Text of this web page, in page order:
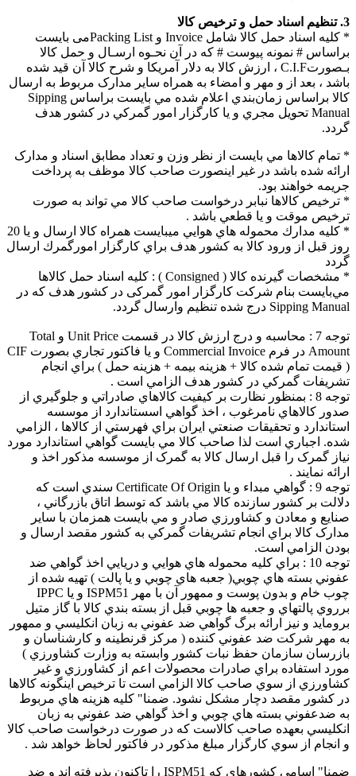
3. تنظيم اسناد حمل و ترخيص كالا
* كليه اسناد حمل کالا شامل Invoice و Packing Listمی بايست
براساس # نمونه پيوست # که در آن نحـوه ارسـال و حمل كالا
بـصورتC.I.F ، ارزش كالا به دلار آمريکا و شرح کالا آن قيد شده
باشد ، بعد از و مهر و امضاء به همراه ساير مدارک مربوط به ارسال
کالا براساس زمان‌بندي اعلام شده مي بايست براساس Sipping
Manual تحويل مجري و يا کارگزار امور گمرکي در کشور هدف
گردد.
* تمام کالاها مي بايست از نظر وزن و تعداد مطابق اسناد و مدارک
ارائه شده باشد در غير اينصورت صاحب کالا موظف به پرداخت
جريمه خواهند بود.
* ترخيص كالاها نبابر درخواست صاحب کالا مي تواند به صورت
ترخيص موقت و يا قطعي ‌باشد .
* کليه مدارك محموله هاي هوايي ميبايست همراه کالا ارسال و يا 20
روز قبل از ورود کالا به كشور هدف براي كارگزار امورگمرك ارسال
گردد
* مشخصات گيرنده کالا ( Consigned ) : كليه اسناد حمل كالاها
مي‌بايست بنام شرکت کارگزار امور گمرکی در کشور هدف که در
Sipping Manual درج شده تنظيم وارسال گردد.
توجه 7 : محاسبه و درج ارزش کالا در قسمت Unit Price و Total
Amount در فرم Commercial Invoice و يا فاکتور تجاري بصورت CIF
( قيمت تمام شده کالا + هزينه بيمه + هزينه حمل ) براي انجام
تشريفات گمرکي در کشور هدف الزامي است .
توجه 8 : بمنظور نظارت بر کيفيت کالاهاي صادراتي و جلوگيري از
صدور کالاهاي نامرغوب ، اخذ گواهي اسستاندارد از موسسه
استاندارد و تحقيقات صنعتي ايران براي فهرستي از کالاها ، الزامي
شده. اجباري است لذا صاحب کالا مي بايست گواهي استاندارد مورد
نياز گمرک را قبل ارسال کالا به گمرک از موسسه مذکور اخذ و
ارائه نمايند .
توجه 9 : گواهي مبداء و يا Certificate Of Origin سندي است که
دلالت بر کشور سازنده کالا مي باشد که توسط اتاق بازرگاني ،
صنايع و معادن و کشاورزي صادر و مي بايست همزمان با ساير
مدارک کالا براي انجام تشريفات گمرکي به کشور مقصد ارسال و
بودن الزامي است.
توجه 10 : براي کليه محموله هاي هوايي و دريايي اخذ گواهي ضد
عفوني بسته هاي چوبي( جعبه هاي چوبي و يا پالت ) تهيه شده از
چوب خام و بدون پوست و ممهور آن با مهر ISPM51 و يا IPPC
برروي پالتهاي و جعبه ها چوبي قبل از بسته بندي کالا با گاز متيل
برومايد و نيز ارائه برگ گواهي ضد عفوني به زبان انکليسي و ممهور
به مهر شرکت ضد عفوني کننده ( مرکز قرنطينه و کارشناسان و
بازرسان سازمان حفظ نبات کشور وابسته به وزارت کشاورزي )
مورد استفاده براي صادرات محصولات اعم از کشاورزي و غير
کشاورزي از سوي صاحب کالا الزامي است تا ترخيص اينگونه کالاها
در کشور مقصد دچار مشکل نشود. ضمنا" کليه هزينه هاي مربوط
به ضدعفوني بسته هاي چوبي و اخذ گواهي ضد عفوني به زبان
انکليسي بعهده صاحب کالاست که در صورت درخواست صاحب کالا
و انجام از سوي کارگزار مبلغ مذکور در فاکتور لحاظ خواهد شد .
ضمنا" اسامي کشورهاي که ISPM51 را تاکنون پذيرفته اند و ضد